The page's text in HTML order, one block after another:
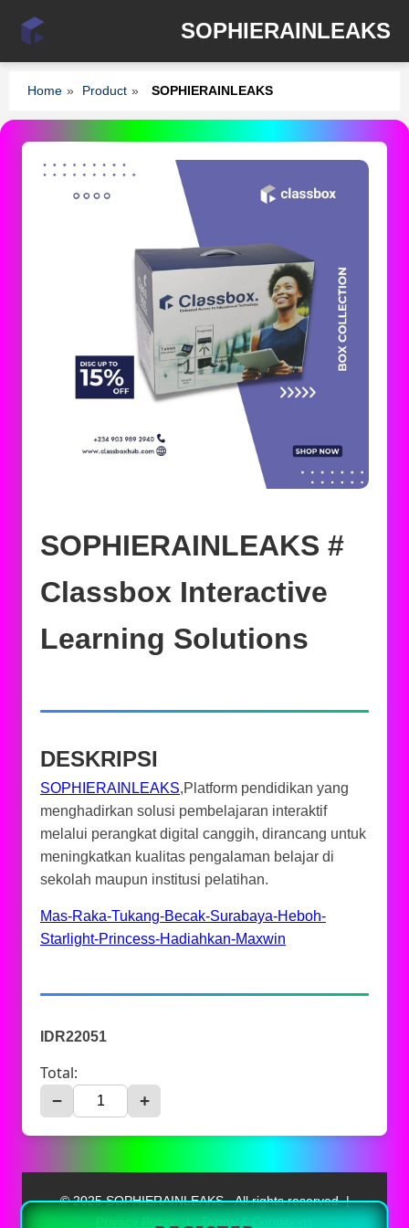
SOPHIERAINLEAKS
Home » Product » SOPHIERAINLEAKS
SOPHIERAINLEAKS #
Classbox Interactive
Learning Solutions
DESKRIPSI
SOPHIERAINLEAKS,Platform pendidikan yang
menghadirkan solusi pembelajaran interaktif
melalui perangkat digital canggih, dirancang untuk
meningkatkan kualitas pengalaman belajar di
sekolah maupun institusi pelatihan.
Mas-Raka-Tukang-Becak-Surabaya-Heboh-
Starlight-Princess-Hadiahkan-Maxwin
IDR22051
Total:
− +
© 2025 SOPHIERAINLEAKS - All rights reserved. |
Privacy Policy
Terms & Conditions